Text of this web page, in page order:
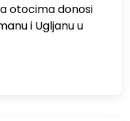
otocima donosi
i Ugljanu u